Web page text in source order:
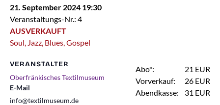
21. September 2024 19:30
Veranstaltungs-Nr.: 4
AUSVERKAUFT
Soul, Jazz, Blues, Gospel
VERANSTALTER
Oberfränkisches Textilmuseum
E-Mail
info@textilmuseum.de
Abo*:
21 EUR
Vorverkauf:
26 EUR
Abendkasse:
31 EUR